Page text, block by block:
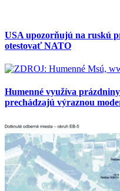
USA upozorňujú na ruskú
otestovať NATO
Humenné využíva
prechádzajú výraznou